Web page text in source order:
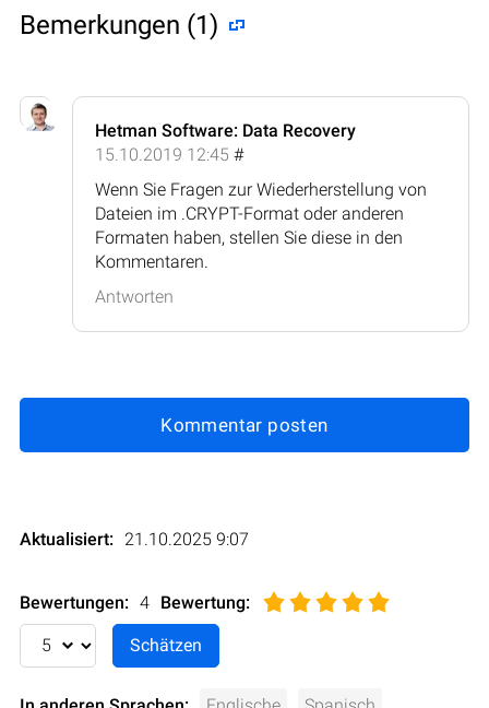
Bemerkungen (1)
Hetman Software: Data Recovery
15.10.2019 12:45 #
Wenn Sie Fragen zur Wiederherstellung von
Dateien im .CRYPT-Format oder anderen
Formaten haben, stellen Sie diese in den
Kommentaren.
Antworten
Kommentar posten
Aktualisiert: 21.10.2025 9:07
Bewertungen: 4 Bewertung: